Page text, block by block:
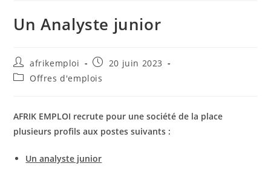
Un Analyste junior
afrikemploi
20 juin 2023
Offres d'emplois
AFRIK EMPLOI recrute pour une société de la place
plusieurs profils aux postes suivants :
Un analyste junior